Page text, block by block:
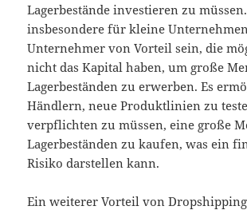
Lagerbestände investieren zu
insbesondere für kleine
Unternehmer von Vorteil sein, die
nicht das Kapital haben, um große
Lagerbeständen zu erwerben. Es
Händlern, neue Produktlinien zu
verpflichten zu müssen, eine große
Lagerbeständen zu kaufen, was ein
Risiko darstellen kann.
Ein weiterer Vorteil von Dropshipping